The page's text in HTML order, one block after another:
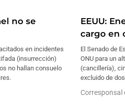
no se
en incidentes
(insurrección)
no hallan consuelo
EEUU:
cargo en
El Senado de
ONU para un
(cancillería),
excluido de
Corresponsal